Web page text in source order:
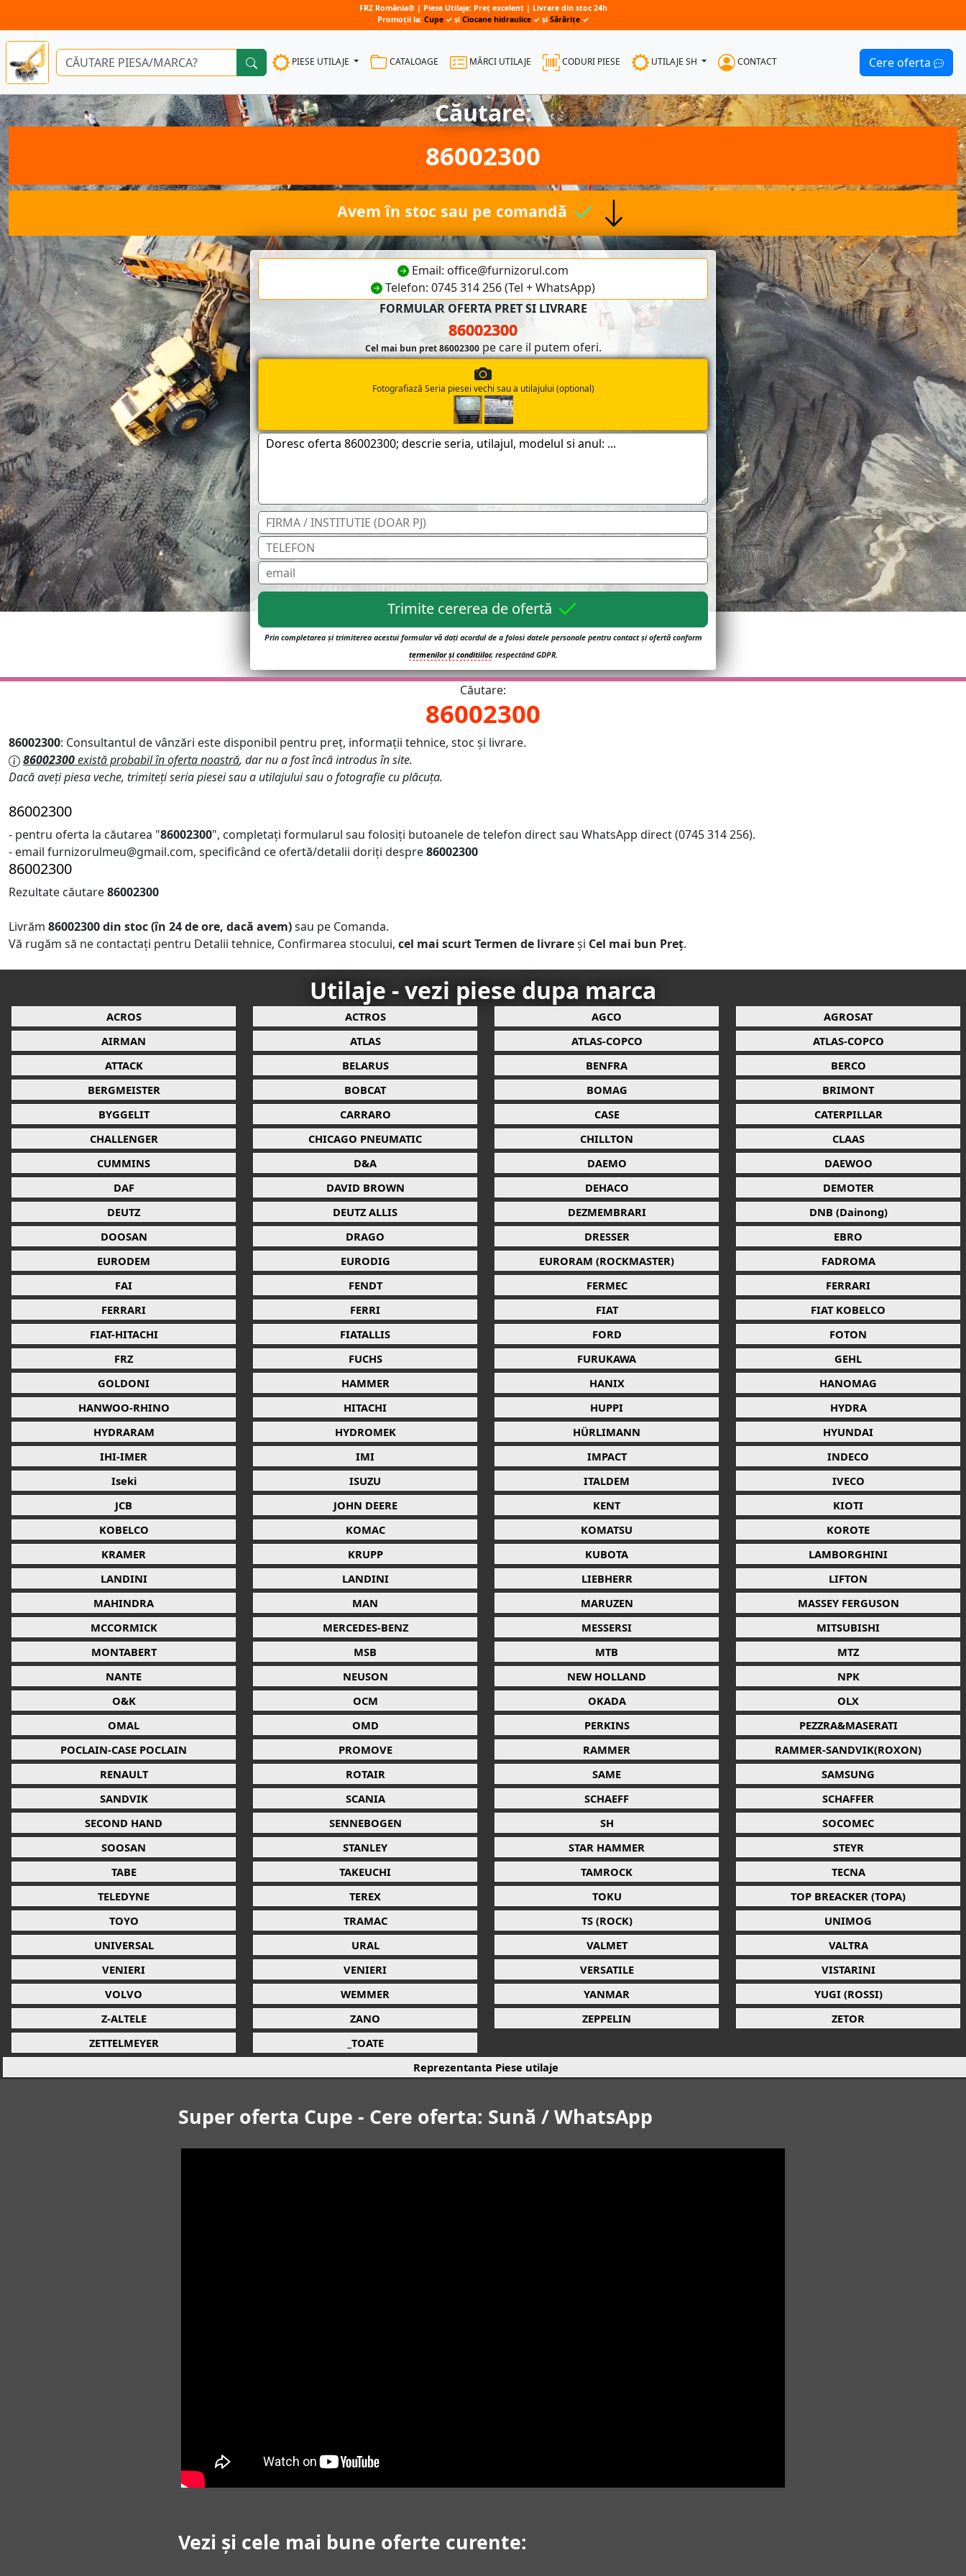
Căutare:
86002300
Avem în stoc sau pe comandă
Email: office@furnizorul.com
Telefon: 0745 314 256 (Tel + WhatsApp)
FORMULAR OFERTA PRET SI LIVRARE
86002300
Cel mai bun pret 86002300pe care il putem oferi.
Fotografiază Seria piesei vechi sau a utilajului (optional)
Trimite cererea de ofertă
Prin completarea și trimiterea acestui formular vă dați acordul de a folosi datele personale pentru contact și ofertă conform
termenilor și conditiilor, respectând GDPR.
Căutare:
86002300
86002300: Consultantul de vânzări este disponibil pentru preț, informații tehnice, stoc și livrare.
86002300există probabil în oferta noastră, dar nu a fost încă introdus în site.
Dacă aveți piesa veche, trimiteți seria piesei sau a utilajului sau o fotografie cu plăcuța.
86002300
- pentru oferta la căutarea "86002300", completați formularul sau folosiți butoanele de telefon direct sau WhatsApp direct (0745 314 256).
- email furnizorulmeu@gmail.com, specificând ce ofertă/detalii doriți despre86002300
86002300
Rezultate căutare86002300
Livrăm 86002300din stoc (în 24 de ore, dacă avem)sau pe Comanda.
Vă rugăm să ne contactați pentru Detalii tehnice, Confirmarea stocului, cel mai scurt Termen de livrareși Cel mai bun Preț.
Utilaje - vezi piese dupa marca
ACROS ACTROS AGCO
AGROSAT
AIRMAN
ATLAS ATLAS-COPCO
ATLAS-COPCO
ATTACK
BELARUS BENFRA
BERCO
BERGMEISTER
BOBCAT BOMAG
BRIMONT
BYGGELIT
CARRARO CASE
CATERPILLAR
CHALLENGER
CHICAGO PNEUMATIC CHILLTON
CLAAS
CUMMINS
D&A DAEMO
DAEWOO
DAF
DAVID BROWN DEHACO
DEMOTER
DEUTZ
DEUTZ ALLIS DEZMEMBRARI
DNB (Dainong)
DOOSAN
DRAGO DRESSER
EBRO
EURODEM
EURODIG EURORAM (ROCKMASTER)
FADROMA
FAI
FENDT FERMEC
FERRARI
FERRARI
FERRI FIAT
FIAT KOBELCO
FIAT-HITACHI
FIATALLIS FORD
FOTON
FRZ
FUCHS FURUKAWA
GEHL
GOLDONI
HAMMER HANIX
HANOMAG
HANWOO-RHINO
HITACHI HUPPI
HYDRA
HYDRARAM
HYDROMEK HÜRLIMANN
HYUNDAI
IHI-IMER
IMI IMPACT
INDECO
Iseki
ISUZU ITALDEM
IVECO
JCB
JOHN DEERE KENT
KIOTI
KOBELCO
KOMAC KOMATSU
KOROTE
KRAMER
KRUPP KUBOTA
LAMBORGHINI
LANDINI
LANDINI LIEBHERR
LIFTON
MAHINDRA
MAN MARUZEN
MASSEY FERGUSON
MCCORMICK
MERCEDES-BENZ MESSERSI
MITSUBISHI
MONTABERT
MSB MTB
MTZ
NANTE
NEUSON NEW HOLLAND
NPK
O&K
OCM OKADA
OLX
OMAL
OMD PERKINS
PEZZRA&MASERATI
POCLAIN-CASE POCLAIN
PROMOVE RAMMER
RAMMER-SANDVIK(ROXON)
RENAULT
ROTAIR SAME
SAMSUNG
SANDVIK
SCANIA SCHAEFF
SCHAFFER
SECOND HAND
SENNEBOGEN SH
SOCOMEC
SOOSAN
STANLEY STAR HAMMER
STEYR
TABE
TAKEUCHI TAMROCK
TECNA
TELEDYNE
TEREX TOKU
TOP BREACKER (TOPA)
TOYO
TRAMAC TS (ROCK)
UNIMOG
UNIVERSAL
URAL VALMET
VALTRA
VENIERI
VENIERI VERSATILE
VISTARINI
VOLVO
WEMMER YANMAR
YUGI (ROSSI)
Z-ALTELE
ZANO ZEPPELIN
ZETOR
ZETTELMEYER
_TOATE
Reprezentanta Piese utilaje
Super oferta Cupe - Cere oferta: Sună / WhatsApp
Vezi și cele mai bune oferte curente:
FRZ România® | Piese Utilaje: Preț excelent | Livrare din stoc 24h
Promoții la: Cupe ✓ și Ciocane hidraulice ✓ și Sărărițe ✓
PIESE UTILAJE CATALOAGE MĂRCI UTILAJE CODURI PIESE UTILAJE SH CONTACT Cere oferta